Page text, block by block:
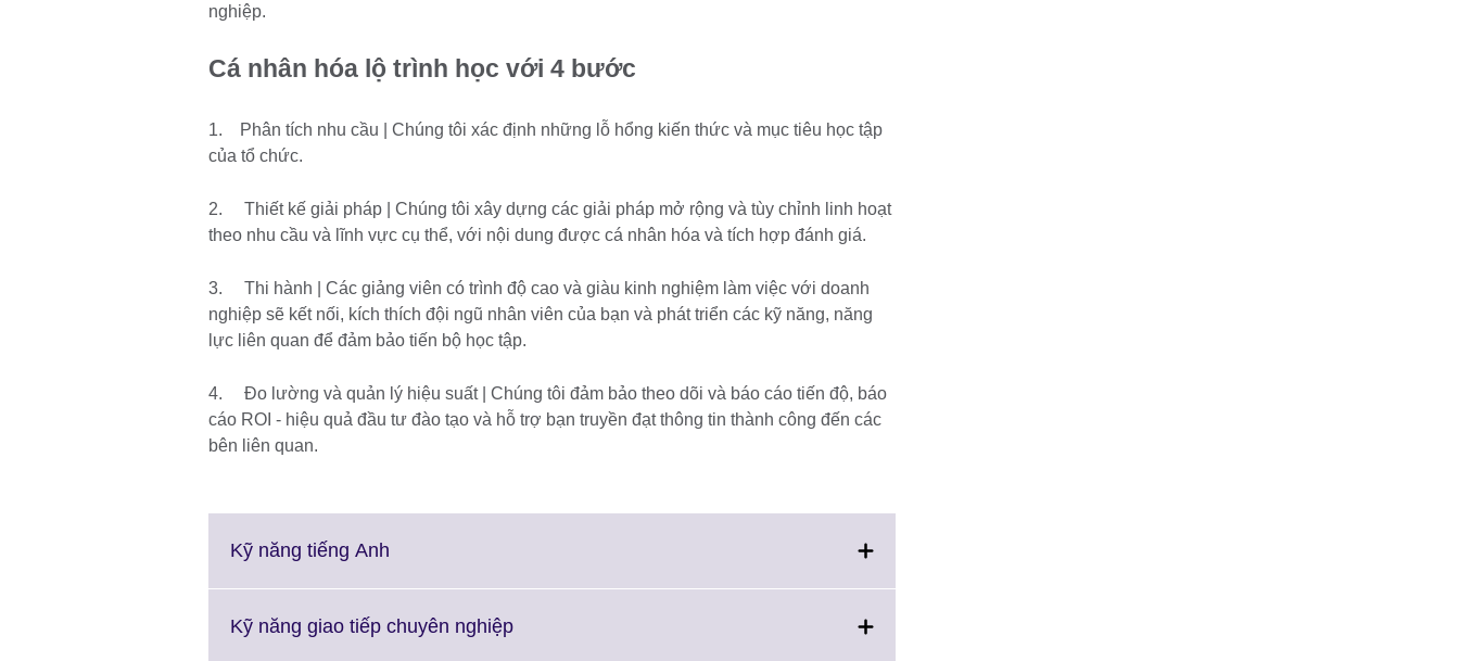
nghiệp.
Cá nhân hóa lộ trình học với 4 bước
1. Phân tích nhu cầu | Chúng tôi xác định những lỗ hổng kiến ​​thức và mục tiêu học tập
của tổ chức.
2. Thiết kế giải pháp | Chúng tôi xây dựng các giải pháp mở rộng và tùy chỉnh linh hoạt
theo nhu cầu và lĩnh vực cụ thể, với nội dung được cá nhân hóa và tích hợp đánh giá.
3. Thi hành | Các giảng viên có trình độ cao và giàu kinh nghiệm làm việc với doanh
nghiệp sẽ kết nối, kích thích đội ngũ nhân viên của bạn và phát triển các kỹ năng, năng
lực liên quan để đảm bảo tiến bộ học tập.
4. Đo lường và quản lý hiệu suất | Chúng tôi đảm bảo theo dõi và báo cáo tiến độ, báo
cáo ROI - hiệu quả đầu tư đào tạo và hỗ trợ bạn truyền đạt thông tin thành công đến các
bên liên quan.
Kỹ năng tiếng Anh
More
Kỹ năng giao tiếp chuyên nghiệpClick